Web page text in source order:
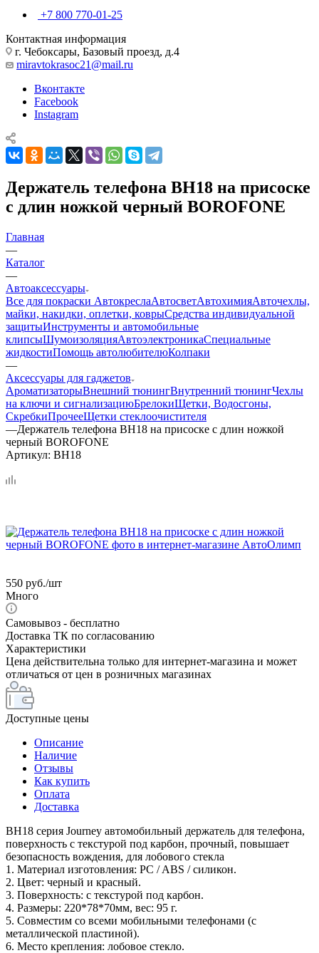
+7 800 770-01-25
Контактная информация
г. Чебоксары, Базовый проезд, д.4
miravtokrasoc21@mail.ru
Вконтакте
Facebook
Instagram
Держатель телефона BH18 на присоске
с длин ножкой черный BOROFONE
Главная
—
Каталог
—
Автоаксессуары
Все для покраски АвтокреслаАвтосветАвтохимияАвточехлы,
майки, накидки, оплетки, коврыСредства индивидуальной
защитыИнструменты и автомобильные
клипсыШумоизоляцияАвтоэлектроникаСпециальные
жидкостиПомощь автолюбителюКолпаки
—
Аксессуары для гаджетов
АроматизаторыВнешний тюнингВнутренний тюнингЧехлы
на ключи и сигнализациюБрелокиЩетки, Водосгоны,
СкребкиПрочееЩетки стеклоочистителя
—Держатель телефона BH18 на присоске с длин ножкой
черный BOROFONE
Артикул: BH18
550 руб./шт
Много
Самовывоз - бесплатно
Доставка ТК по согласованию
Характеристики
Цена действительна только для интернет-магазина и может
отличаться от цен в розничных магазинах
Доступные цены
Описание
Наличие
Отзывы
Как купить
Оплата
Доставка
BH18 серия Journey автомобильный держатель для телефона,
поверхность с текстурой под карбон, прочный, повышает
безопасность вождения, для лобового стекла
1. Материал изготовления: PC / ABS / силикон.
2. Цвет: черный и красный.
3. Поверхность: с текстурой под карбон.
4. Размеры: 220*78*70мм, вес: 95 г.
5. Совместим со всеми мобильными телефонами (с
металлической пластиной).
6. Место крепления: лобовое стекло.